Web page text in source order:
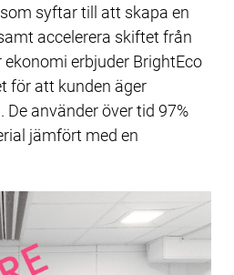
syftar till att skapa en
accelerera skiftet från
erbjuder BrightEco
för att kunden äger
använder över tid 97%
jämfört med en